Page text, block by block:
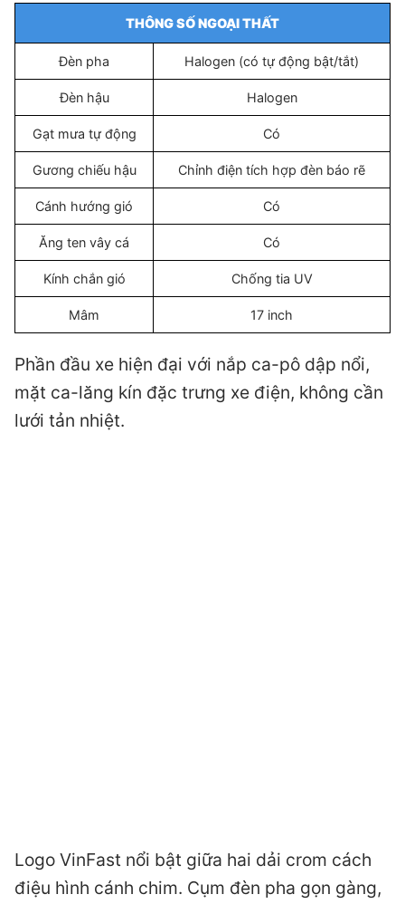
THÔNG SỐ NGOẠI THẤT
Đèn pha Halogen (có tự động bật/tắt)
Đèn hậu Halogen
Gạt mưa tự động Có
Gương chiếu hậu Chỉnh điện tích hợp đèn báo rẽ
Cánh hướng gió Có
Ăng ten vây cá Có
Kính chắn gió Chống tia UV
Mâm 17 inch
Phần đầu xe hiện đại với nắp ca-pô dập nổi,
mặt ca-lăng kín đặc trưng xe điện, không cần
lưới tản nhiệt.
Logo VinFast nổi bật giữa hai dải crom cách
điệu hình cánh chim. Cụm đèn pha gọn gàng,